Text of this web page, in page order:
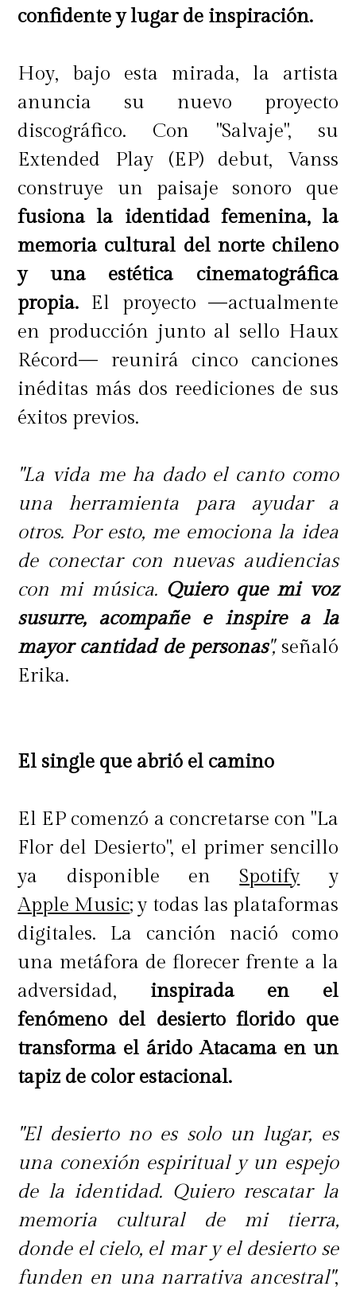
confidente y lugar de inspiración.
Hoy, bajo esta mirada, la artista
anuncia su nuevo proyecto
discográfico. Con "Salvaje", su
Extended Play (EP) debut, Vanss
construye un paisaje sonoro que
fusiona la identidad femenina, la
memoria cultural del norte chileno
y una estética cinematográfica
propia. El proyecto —actualmente
en producción junto al sello Haux
Récord— reunirá cinco canciones
inéditas más dos reediciones de sus
éxitos previos.
"La vida me ha dado el canto como
una herramienta para ayudar a
otros. Por esto, me emociona la idea
de conectar con nuevas audiencias
con mi música. Quiero que mi voz
susurre, acompañe e inspire a la
mayor cantidad de personas",señaló
Erika.
El single que abrió el camino
El EP comenzó a concretarse con "La
Flor del Desierto", el primer sencillo
ya disponible en Spotifyy
Apple Music; y todas las plataformas
digitales. La canción nació como
una metáfora de florecer frente a la
adversidad, inspirada en el
fenómeno del desierto florido que
transforma el árido Atacama en un
tapiz de color estacional.
"El desierto no es solo un lugar, es
una conexión espiritual y un espejo
de la identidad. Quiero rescatar la
memoria cultural de mi tierra,
donde el cielo, el mar y el desierto se
funden en una narrativa ancestral",